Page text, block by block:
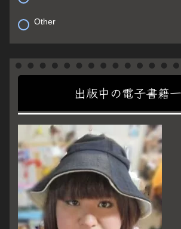
Other
出版中の電子書籍